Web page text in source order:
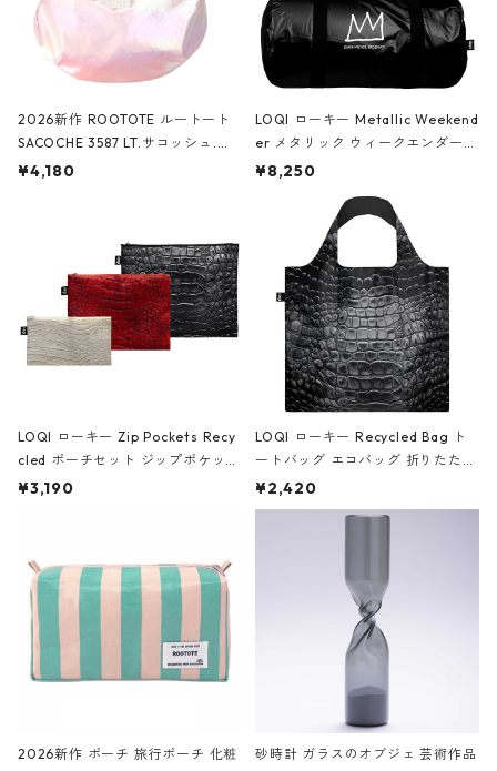
2026新作 ROOTOTE ルートート
SACOCHE 3587 LT.サコッシュ.ル
ミエ-B ショルダーバッグ グロスピ
¥4,180
LOQI ローキー Metallic Weekend
er メタリック ウィークエンダー
ボストンバッグ ショルダーバッグ
Black ジャン=ミッシェル・バスキ
ア/クラウン ブラック
¥8,250
LOQI ローキー Zip Pockets Recy
cled ポーチセット ジップポケット
ファスナーポーチ 撥水加工 トラベ
ーガンディー、オフホワイト
¥3,190
LOQI ローキー Recycled Bag ト
ートバッグ エコバッグ 折りたたみ
大きめ 撥水加工 収納ポーチ CRO
CODILE/Black クロコダイル/ブラ
¥2,420
2026新作 ポーチ 旅行ポーチ 化粧
砂時計 ガラスのオブジェ 芸術作品